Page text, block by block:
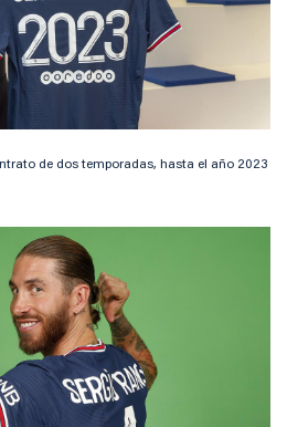
de dos temporadas, hasta el año 2023